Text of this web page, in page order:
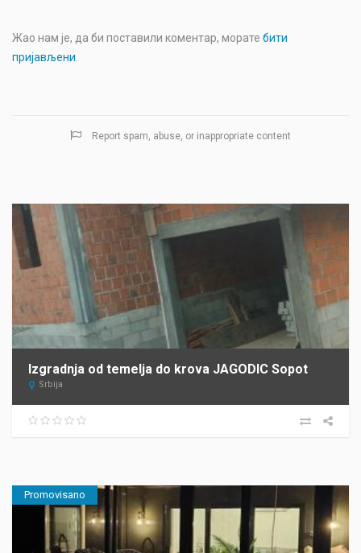
Жао нам је, да би поставили коментар, морате бити
пријављени
Report spam, abuse, or inappropriate content
Izgradnja od temelja do krova JAGODIC Sopot
Srbija
Promovisano